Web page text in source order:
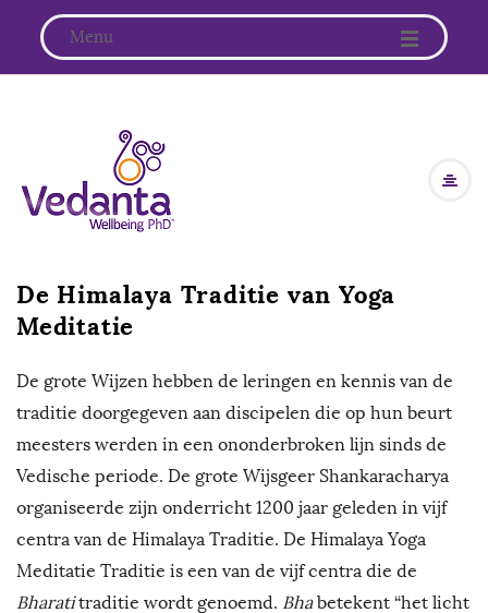
Menu
e
a
n
t
a
W
e
De Himalaya Traditie van Yoga
Meditatie
De grote Wijzen hebben de leringen en kennis van de
traditie doorgegeven aan discipelen die op hun beurt
meesters werden in een ononderbroken lijn sinds de
Vedische periode. De grote Wijsgeer Shankaracharya
organiseerde zijn onderricht 1200 jaar geleden in vijf
centra van de Himalaya Traditie. De Himalaya Yoga
Meditatie Traditie is een van de vijf centra die de
Bharatitraditie wordt genoemd. Bhabetekent “het licht